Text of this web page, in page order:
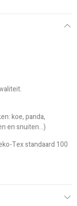
koe, panda,
en snuiten...)
Tex standaard 100